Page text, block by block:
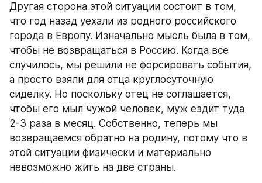
Другая сторона этой ситуации состоит в том,
что год назад уехали из родного российского
города в Европу. Изначально мысль была в том,
чтобы не возвращаться в Россию. Когда все
случилось, мы решили не форсировать события,
а просто взяли для отца круглосуточную
сиделку. Но поскольку отец не соглашается,
чтобы его мыл чужой человек, муж ездит туда
2-3 раза в месяц. Собственно, теперь мы
возвращаемся обратно на родину, потому что в
этой ситуации физически и материально
невозможно жить на две страны.